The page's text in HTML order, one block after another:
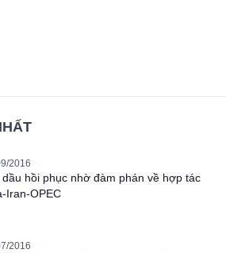
2016
dầu hồi phục nhờ đàm phán về hợp tác
Iran-OPEC
2016